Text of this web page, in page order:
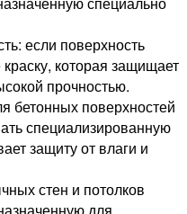
если поверхность
которая защищает
прочностью.
бетонных поверхностей
специализированную
защиту от влаги и
стен и потолков
для